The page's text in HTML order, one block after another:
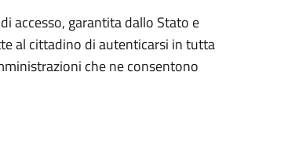
accesso, garantita dallo Stato e
al cittadino di autenticarsi in tutta
che ne consentono